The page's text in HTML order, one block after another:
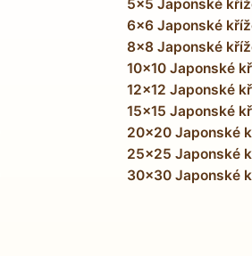
5x5 Japonské
6x6 Japonské
8x8 Japonské
10x10 Japonské
12x12 Japonské
15x15 Japonské
20x20 Japonské
25x25 Japonské
30x30 Japonské